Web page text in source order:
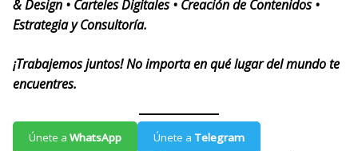
& Design • Carteles Digitales • Creación de Contenidos •
Estrategia y Consultoría.
¡Trabajemos juntos! No importa en qué lugar del mundo te
encuentres.
Únete a WhatsApp Únete a Telegram